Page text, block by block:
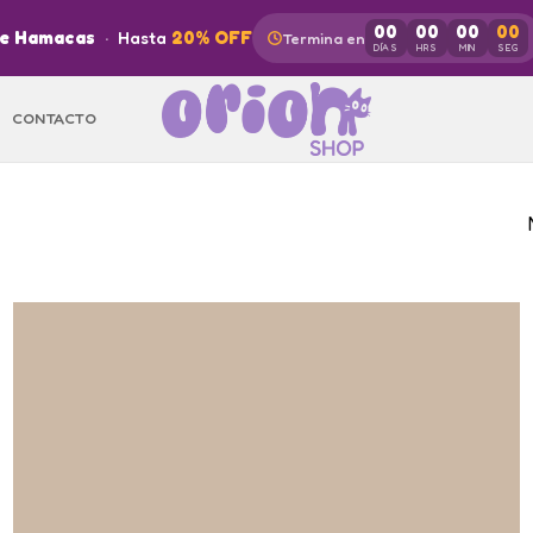
Hamacas · Hasta 20% OFF Termina en 00
DÍAS
00
HRS
00
MIN
00
SEG
CONTACTO